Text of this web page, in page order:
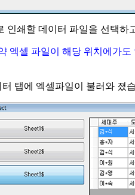
인쇄할 데이터 파일을 선택하
엑셀 파일이 해당 위치에가도
터 탭에 엑셀파일이 불러와 졌